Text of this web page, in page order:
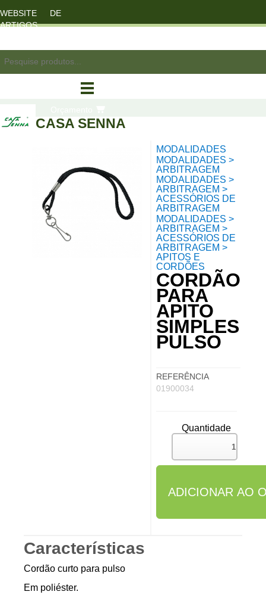
WEBSITE DE
ARTIGOS
CASA SENNA
MODALIDADES
MODALIDADES >
ARBITRAGEM
MODALIDADES >
ARBITRAGEM >
ACESSÓRIOS DE
ARBITRAGEM
MODALIDADES >
ARBITRAGEM >
ACESSÓRIOS DE
ARBITRAGEM >
APITOS E
CORDÕES
CORDÃO
PARA
APITO
SIMPLES
PULSO
REFERÊNCIA
01900034
Quantidade
Características
Cordão curto para pulso
Em poliéster.